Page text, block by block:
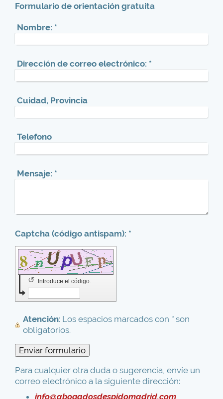
Formulario de orientación gratuita
Nombre: *
Dirección de correo electrónico: *
Cuidad, Provincia
Telefono
Mensaje: *
Captcha (código antispam): *
Introduce el código.
↺
Atención : Los espacios marcados con *son
obligatorios.
Para cualquier otra duda o sugerencia, envíe un
correo electrónico a la siguiente dirección:
info@abogadosdespidomadrid.com